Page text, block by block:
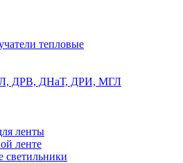
тепловые
ДРВ, ДНаТ, ДРИ, МГЛ
ленты
ленте
светильники